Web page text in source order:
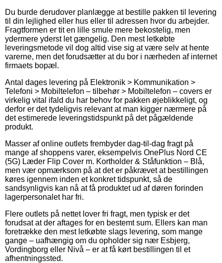
Du burde derudover planlægge at bestille pakken til levering
til din lejlighed eller hus eller til adressen hvor du arbejder.
Fragtformen er tit en lille smule mere bekostelig, men
ydermere yderst let gængelig. Den mest letkøbte
leveringsmetode vil dog altid vise sig at være selv at hente
varerne, men det forudsætter at du bor i nærheden af internet
firmaets bopæl.
Antal dages levering på Elektronik > Kommunikation >
Telefoni > Mobiltelefon – tilbehør > Mobiltelefon – covers er
virkelig vital ifald du har behov for pakken øjeblikkeligt, og
derfor er det tydeligvis relevant at man kigger nærmere på
det estimerede leveringstidspunkt på det pågældende
produkt.
Masser af online outlets frembyder dag-til-dag fragt på
mange af shoppens varer, eksempelvis OnePlus Nord CE
(5G) Læder Flip Cover m. Kortholder & Ståfunktion – Blå,
men vær opmærksom på at det er påkrævet at bestillingen
køres igennem inden et konkret tidspunkt, så de
sandsynligvis kan nå at få produktet ud af døren forinden
lagerpersonalet har fri.
Flere outlets på nettet lover fri fragt, men typisk er det
forudsat at der aftages for en bestemt sum. Ellers kan man
foretrække den mest letkøbte slags levering, som mange
gange – uafhængig om du opholder sig nær Esbjerg,
Vordingborg eller Nivå – er at få kørt bestillingen til et
afhentningssted.